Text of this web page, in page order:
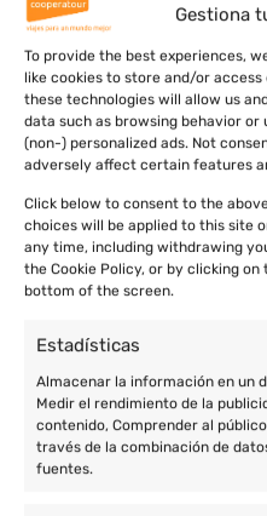
Gestiona
To provide the best experiences,
like cookies to store and/or
these technologies will allow us
data such as browsing behavior or
(non-) personalized ads. Not
adversely affect certain features
Click below to consent to the
choices will be applied to this site
any time, including withdrawing
the Cookie Policy, or by clicking
bottom of the screen.
Estadísticas
Almacenar la información en un
Medir el rendimiento de la
contenido, Comprender al
través de la combinación de
fuentes.
Gracias por esta
organizado y me ha
ver dónde vengo
Ha sido un viaje increíble
aprendizajes personales
Leer más